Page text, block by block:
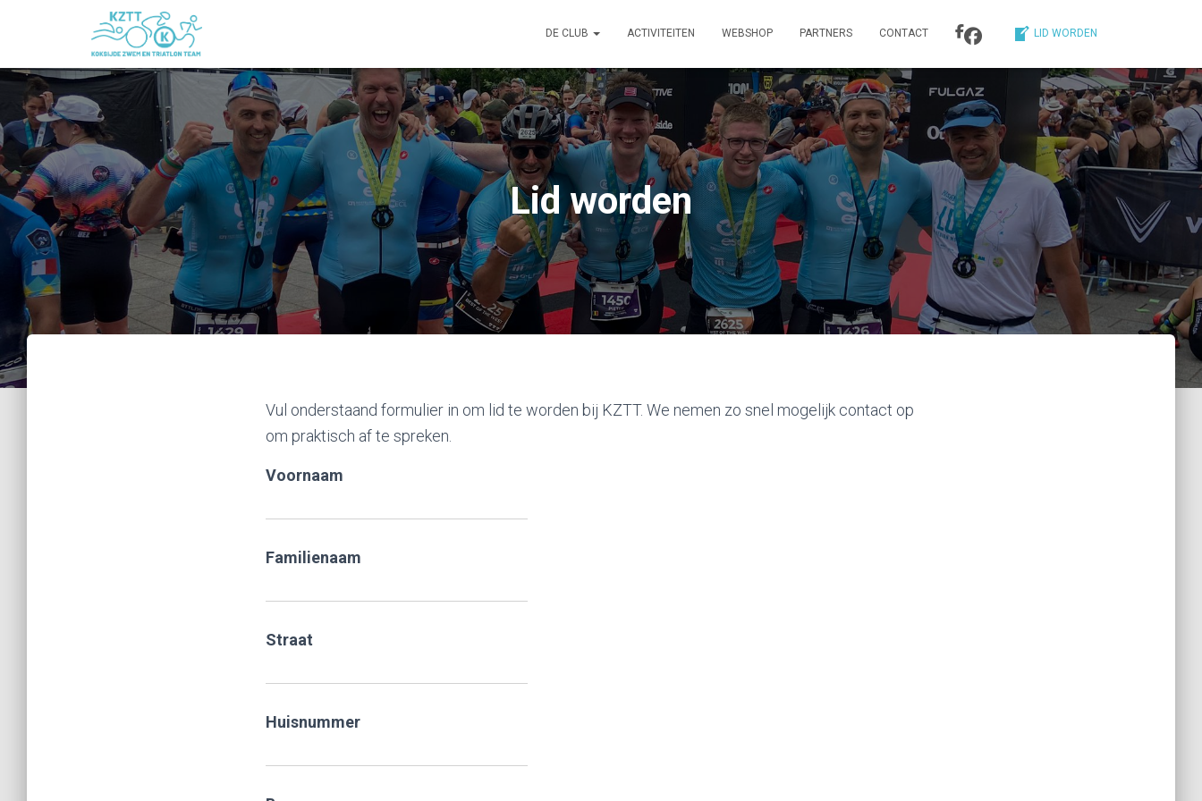
DE CLUB ACTIVITEITEN WEBSHOP PARTNERS CONTACT LID WORDEN
Lid worden
Vul onderstaand formulier in om lid te worden bij KZTT. We nemen zo snel mogelijk contact op
om praktisch af te spreken.
Voornaam
Familienaam
Straat
Huisnummer